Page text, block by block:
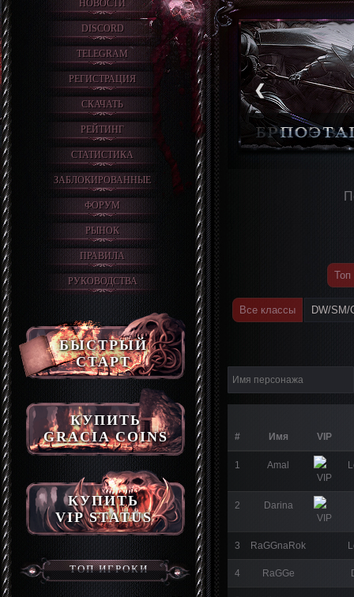
НОВОСТИ
DISCORD
TELEGRAM
РЕГИСТРАЦИЯ
СКАЧАТЬ
РЕЙТИНГ
СТАТИСТИКА
ЗАБЛОКИРОВАННЫЕ
ФОРУМ
РЫНОК
ПРАВИЛА
РУКОВОДСТВА
БЫСТРЫЙ
СТАРТ
КУПИТЬ
GRACIA COINS
КУПИТЬ
VIP STATUS
ТОП ИГРОКИ
❮
Топ
Все классы DW/SM/
# Имя VIP
1 Amal
2 Darina
3 RaGGnaRok
4 RaGGe